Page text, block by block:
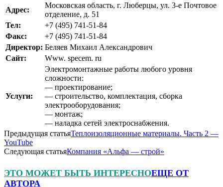
Адрес:
Московская область, г. Люберцы, ул. 3-е Почтовое
отделение, д. 51
Teл:
+7 (495) 741-51-84
Факс:
+7 (495) 741-51-84
Директор: Беляев Михаил Александрович
Сайт:
Www. specem. ru
Услуги:
Электромонтажные работы любого уровня
сложности:
— проектирование;
— строительство, комплектация, сборка
электрооборудования;
— монтаж;
— наладка сетей электроснабжения.
Предыдущая статьяТеплоизоляционные материалы. Часть 2 —
YouTube
Следующая статьяКомпания «Альфа — строй»
ЭТО МОЖЕТ БЫТЬ ИНТЕРЕСНОЕЩЕ ОТ
АВТОРА